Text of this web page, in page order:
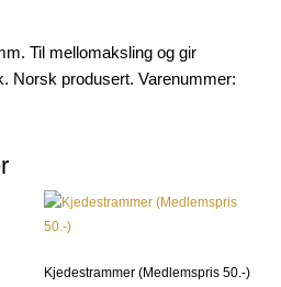
Til mellomaksling og gir
Norsk produsert. Varenummer:
Kjedestrammer (Medlemspris 50.-)